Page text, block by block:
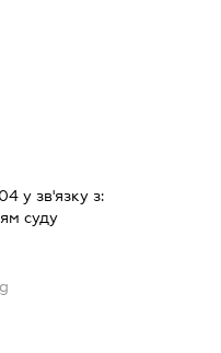
у зв'язку з:
суду